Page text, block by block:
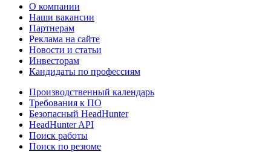
О компании
Наши вакансии
Партнерам
Реклама на сайте
Новости и статьи
Инвесторам
Кандидаты по профессиям
Производственный календарь
Требования к ПО
Безопасный HeadHunter
HeadHunter API
Поиск работы
Поиск по резюме